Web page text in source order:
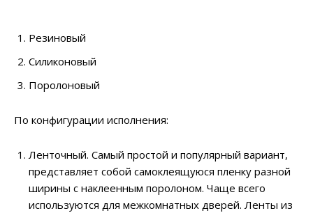
Резиновый
Силиконовый
Поролоновый
По конфигурации исполнения:
Ленточный. Самый простой и популярный вариант,
представляет собой самоклеящуюся пленку разной
ширины с наклеенным поролоном. Чаще всего
используются для межкомнатных дверей. Ленты из